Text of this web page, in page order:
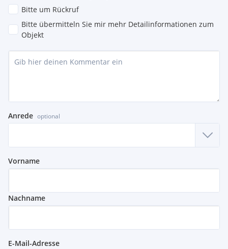
Bitte um Rückruf
Bitte übermitteln Sie mir mehr Detailinformationen zum
Objekt
Anrede optional
Vorname
Nachname
E-Mail-Adresse